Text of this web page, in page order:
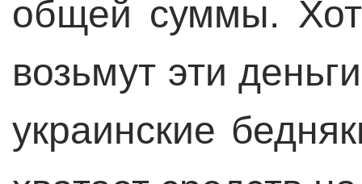
общей суммы.
возьмут эти
украинские